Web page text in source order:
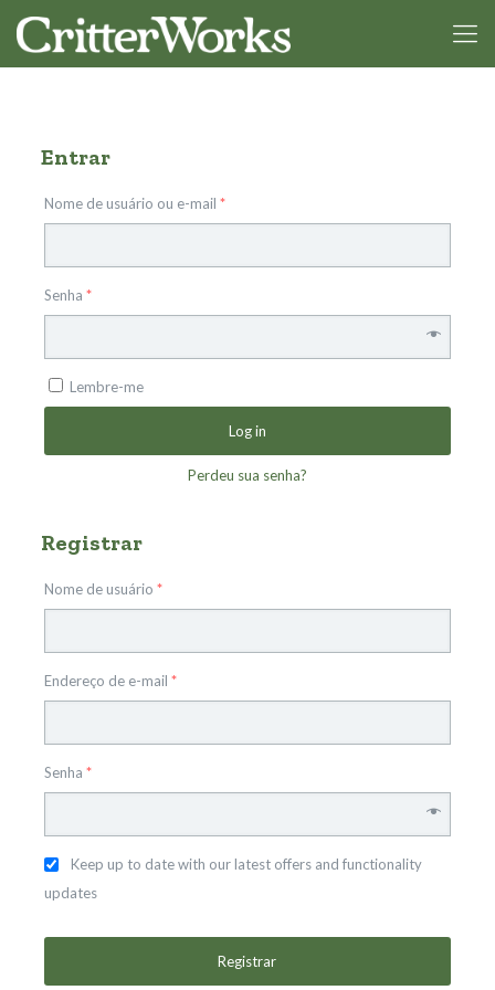
Entrar
Nome de usuário ou e-mail *
Senha *
Lembre-me
Log in
Perdeu sua senha?
Registrar
Nome de usuário *
Endereço de e-mail *
Senha *
Keep up to date with our latest offers and functionality
updates
Registrar